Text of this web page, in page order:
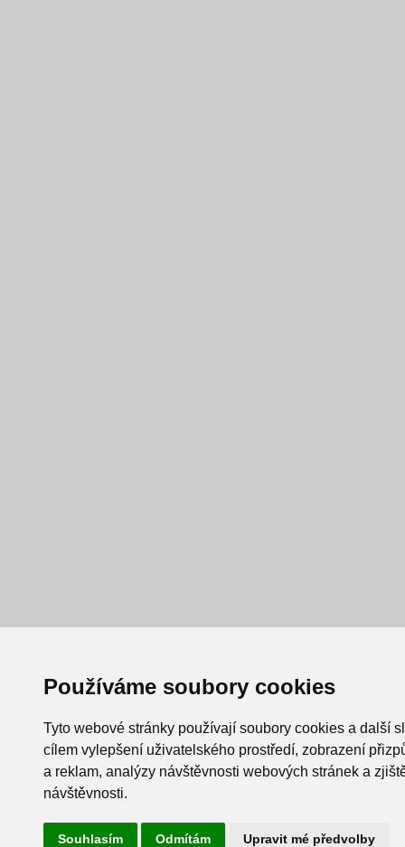
Používáme soubory cookies
Tyto webové stránky používají soubory cookies a další
cílem vylepšení uživatelského prostředí, zobrazení
a reklam, analýzy návštěvnosti webových stránek a
návštěvnosti.
Souhlasím Odmítám Upravit mé předvolby